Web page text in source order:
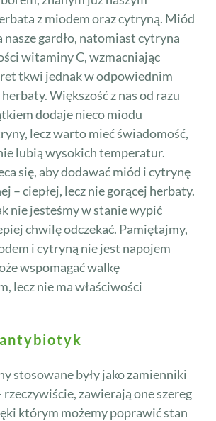
z miodem oraz cytryną. Miód
nasze gardło, natomiast cytryna
witaminy C, wzmacniając
tkwi jednak w odpowiednim
Większość z nas od razu
dodaje nieco miodu
lecz warto mieć świadomość,
lubią wysokich temperatur.
się, aby dodawać miód i cytrynę
– ciepłej, lecz nie gorącej herbaty.
nie jesteśmy w stanie wypić
chwilę odczekać. Pamiętajmy,
i cytryną nie jest napojem
wspomagać walkę
lecz nie ma właściwości
stosowane były jako zamienniki
zawierają one szereg
którym możemy poprawić stan